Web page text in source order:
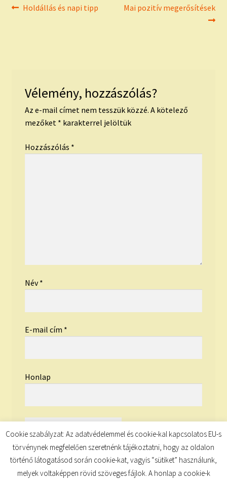
Bejegyzés
Previous
Holdállás és napi tipp
Next
Mai pozitív megerősítések
Vélemény, hozzászólás?
Az e-mail címet nem tesszük közzé. A kötelező
mezőket * karakterrel jelöltük
Hozzászólás *
Név*
E-mail cím *
Honlap
Cookie szabályzat: Az adatvédelemmel és cookie-kal kapcsolatos EU-s
törvénynek megfelelően szeretnénk tájékoztatni, hogy az oldalon
történő látogatásod során cookie-kat, vagyis “sütiket” használunk,
melyek voltaképpen rövid szöveges fájlok. A honlap a cookie-k